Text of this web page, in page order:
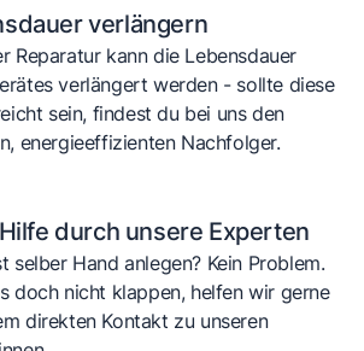
verlängern
Reparatur kann die Lebensdauer
verlängert werden - sollte diese
sein, findest du bei uns den
energieeffizienten Nachfolger.
durch unsere Experten
selber Hand anlegen? Kein Problem.
doch nicht klappen, helfen wir gerne
direkten Kontakt zu unseren